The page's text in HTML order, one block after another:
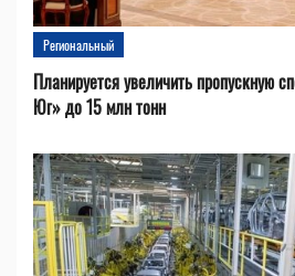
Региональный
Планируется увеличить пропускную
Юг» до 15 млн тонн